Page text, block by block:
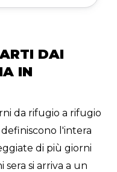
DAI
IN
da rifugio a rifugio
l'intera
di più giorni
sera si arriva a un